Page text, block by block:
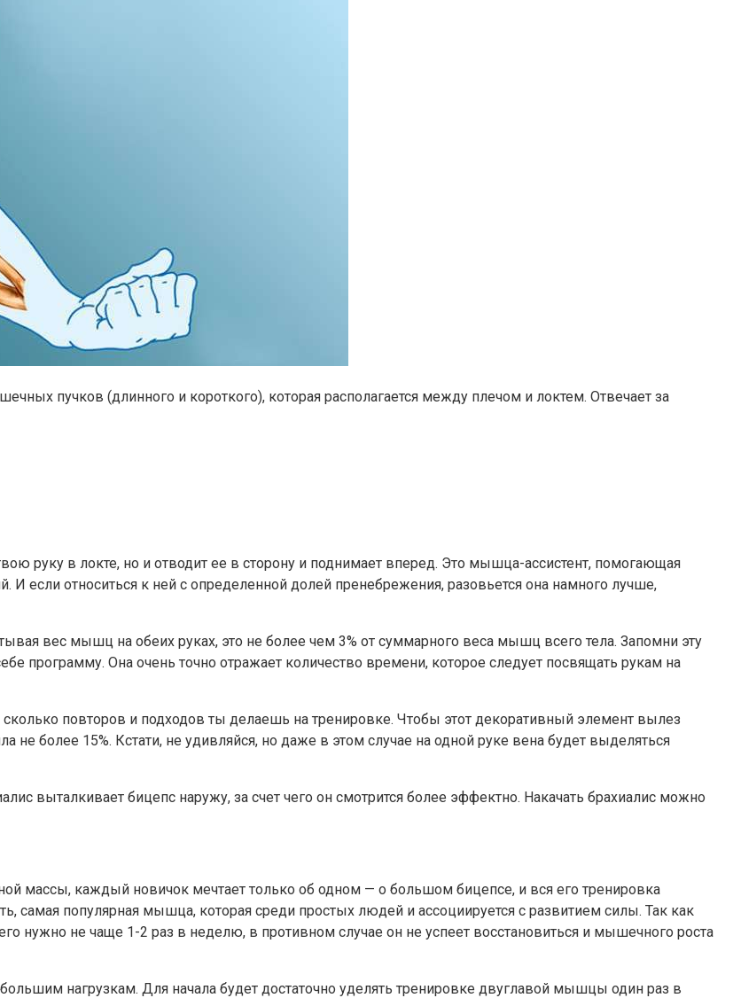
пучков (длинного и короткого), которая располагается между плечом и локтем. Отвечает за
руку в локте, но и отводит ее в сторону и поднимает вперед. Это мышца-ассистент, помогающая
если относиться к ней с определенной долей пренебрежения, разовьется она намного лучше,
вес мышц на обеих руках, это не более чем 3% от суммарного веса мышц всего тела. Запомни эту
программу. Она очень точно отражает количество времени, которое следует посвящать рукам на
повторов и подходов ты делаешь на тренировке. Чтобы этот декоративный элемент вылез
более 15%. Кстати, не удивляйся, но даже в этом случае на одной руке вена будет выделяться
выталкивает бицепс наружу, за счет чего он смотрится более эффектно. Накачать брахиалис можно
массы, каждый новичок мечтает только об одном — о большом бицепсе, и вся его тренировка
самая популярная мышца, которая среди простых людей и ассоциируется с развитием силы. Так как
нужно не чаще 1-2 раз в неделю, в противном случае он не успеет восстановиться и мышечного роста
нагрузкам. Для начала будет достаточно уделять тренировке двуглавой мышцы один раз в